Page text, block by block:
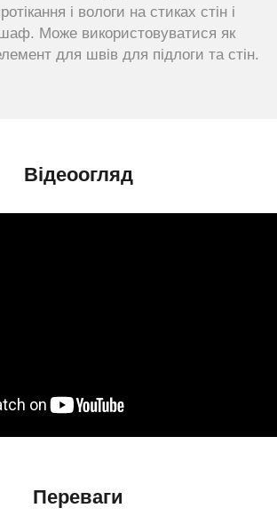
і вологи на стиках стін і
Може використовуватися як
для швів для підлоги та стін.
Відеоогляд
Переваги